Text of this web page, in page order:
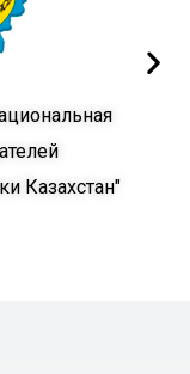
Совета по
культуры и спорта